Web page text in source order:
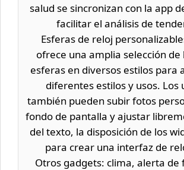
salud se sincronizan con la app
facilitar el análisis de
Esferas de reloj
ofrece una amplia selección
esferas en diversos estilos para
diferentes estilos y usos. Los
también pueden subir fotos
fondo de pantalla y ajustar
del texto, la disposición de los
para crear una interfaz de
Otros gadgets: clima, alerta de